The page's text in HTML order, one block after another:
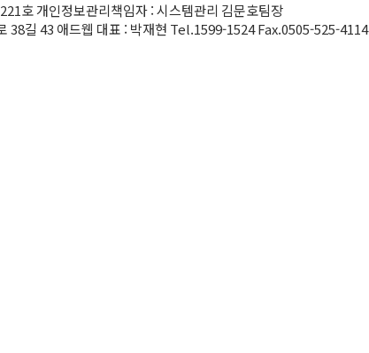
호 개인정보관리책임자 : 시스템관리 김문호팀장
38길 43 애드웹 대표 : 박재현 Tel.1599-1524 Fax.0505-525-4114